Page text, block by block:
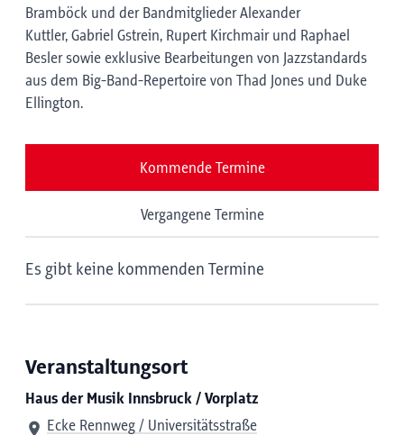
Bramböck und der Bandmitglieder Alexander
Kuttler, Gabriel Gstrein, Rupert Kirchmair und Raphael
Besler sowie exklusive Bearbeitungen von Jazzstandards
aus dem Big-Band-Repertoire von Thad Jones und Duke
Ellington.
Kommende Termine
Vergangene Termine
Es gibt keine kommenden Termine
Veranstaltungsort
Haus der Musik Innsbruck / Vorplatz
Ecke Rennweg / Universitätsstraße